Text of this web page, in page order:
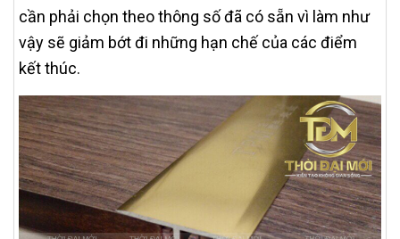
cần phải chọn theo thông số đã có sẵn vì làm như
vậy sẽ giảm bớt đi những hạn chế của các điểm
kết thúc.